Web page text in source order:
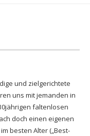
und zielgerichtete
uns mit jemanden in
faltenlosen
doch einen eigenen
besten Alter („Best-